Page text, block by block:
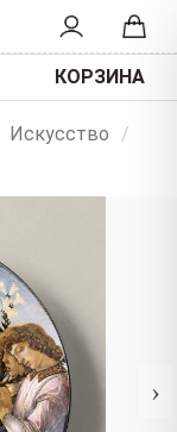
КОРЗИНА
Искусство
/
›